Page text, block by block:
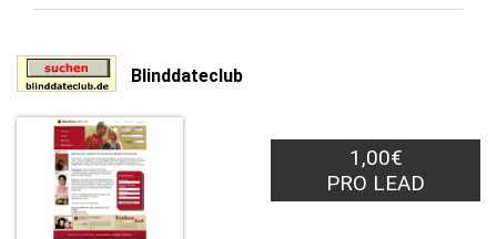
Blinddateclub
1,00€
PRO LEAD